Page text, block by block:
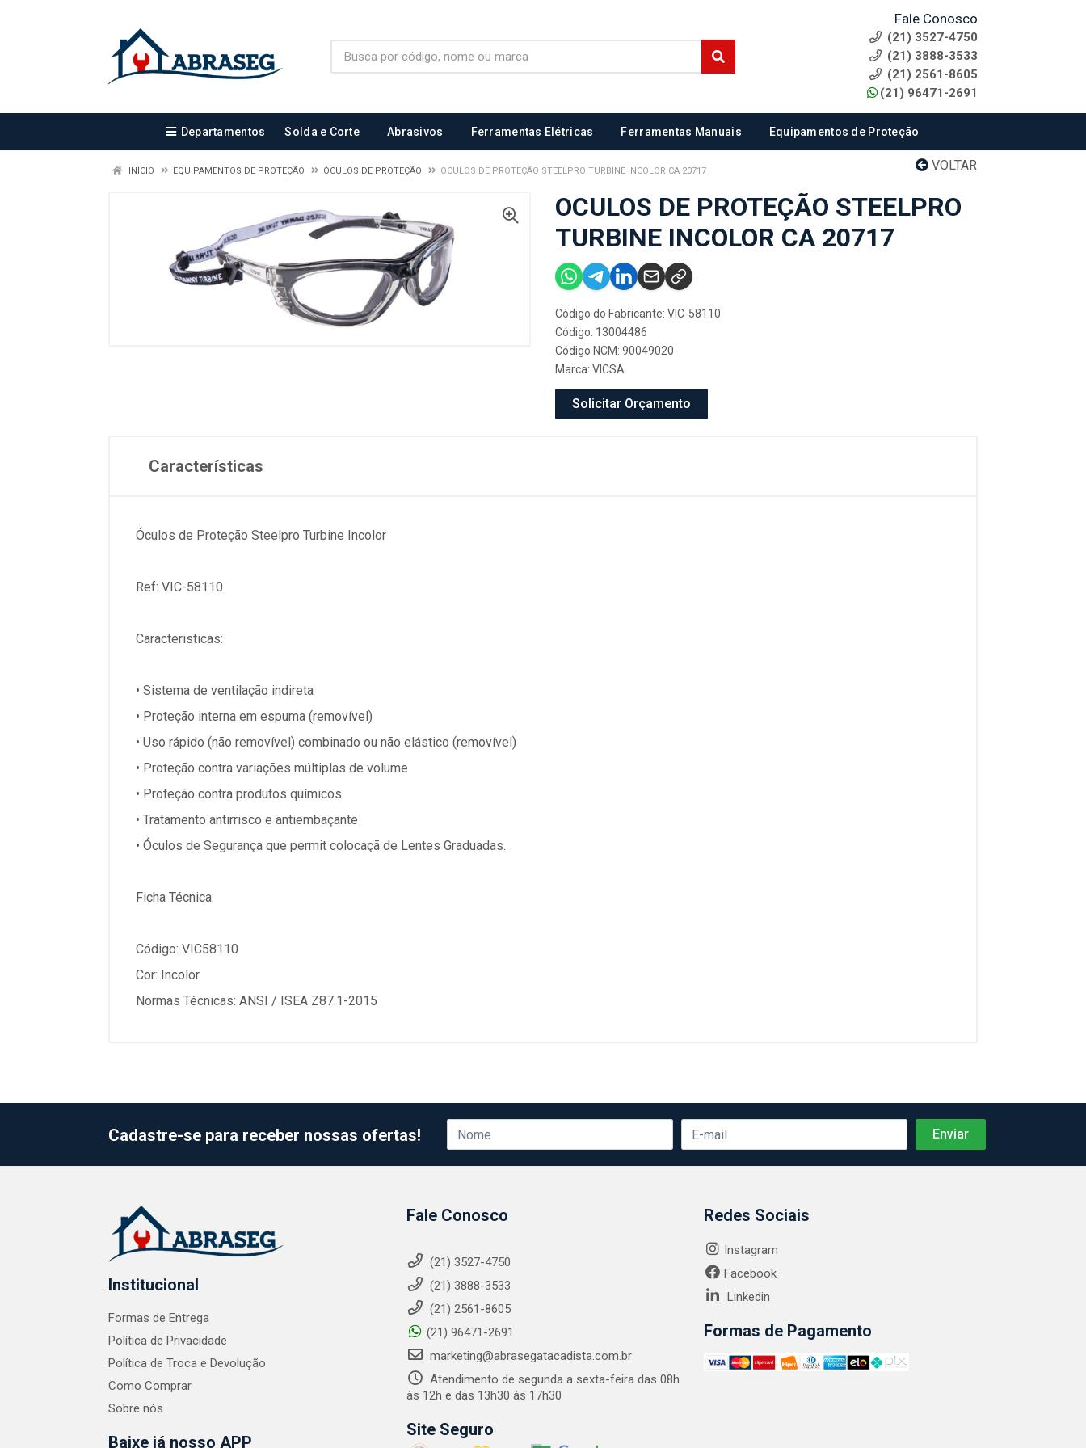
Fale Conosco
(21) 3527-4750
(21) 3888-3533
(21) 2561-8605
(21) 96471-2691
Departamentos Solda e Corte Abrasivos Ferramentas Elétricas Ferramentas Manuais Equipamentos de Proteção
VOLTAR
INÍCIO EQUIPAMENTOS DE PROTEÇÃO ÓCULOS DE PROTEÇÃO OCULOS DE PROTEÇÃO STEELPRO TURBINE INCOLOR CA 20717
OCULOS DE PROTEÇÃO STEELPRO
TURBINE INCOLOR CA 20717
Código do Fabricante: VIC-58110
Código: 13004486
Código NCM: 90049020
Marca: VICSA
Solicitar Orçamento
Características
Óculos de Proteção Steelpro Turbine Incolor
Ref: VIC-58110
Caracteristicas:
• Sistema de ventilação indireta
• Proteção interna em espuma (removível)
• Uso rápido (não removível) combinado ou não elástico (removível)
• Proteção contra variações múltiplas de volume
• Proteção contra produtos químicos
• Tratamento antirrisco e antiembaçante
• Óculos de Segurança que permit colocaçã de Lentes Graduadas.
Ficha Técnica:
Código: VIC58110
Cor: Incolor
Normas Técnicas: ANSI / ISEA Z87.1-2015
Cadastre-se para receber nossas ofertas!
Institucional
Formas de Entrega
Política de Privacidade
Política de Troca e Devolução
Como Comprar
Sobre nós
Baixe já nosso APP
Fale Conosco
(21) 3527-4750
(21) 3888-3533
(21) 2561-8605
(21) 96471-2691
marketing@abrasegatacadista.com.br
Atendimento de segunda a sexta-feira das 08h
às 12h e das 13h30 às 17h30
Site Seguro
Redes Sociais
Instagram
Facebook
Linkedin
Formas de Pagamento